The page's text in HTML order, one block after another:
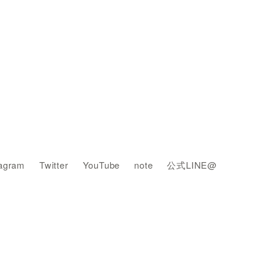
Twitter YouTube note 公式LINE@